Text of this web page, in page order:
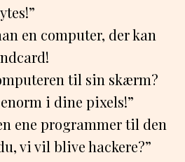
en computer, der kan
til sin skærm?
i dine pixels!”
ene programmer til den
vi vil blive hackere?”